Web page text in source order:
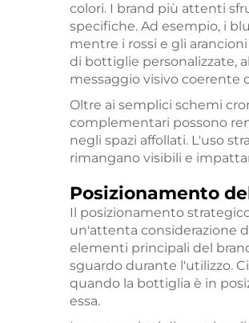
colori. I brand più attenti
specifiche. Ad esempio, i
mentre i rossi e gli
di bottiglie personalizzate,
messaggio visivo coerente
Oltre ai semplici schemi
complementari possono
negli spazi affollati. L'uso
rimangano visibili e
Posizionamento
Il posizionamento
un'attenta considerazione
elementi principali del
sguardo durante l'utilizzo.
quando la bottiglia è in
essa.